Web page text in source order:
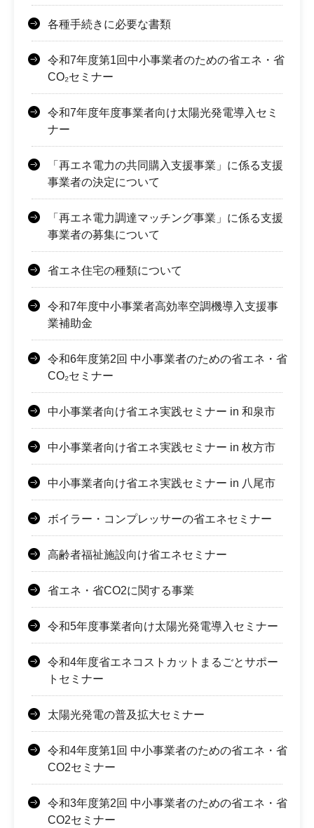
各種手続きに必要な書類
令和7年度第1回中小事業者のための省エネ・省
CO₂セミナー
令和7年度年度事業者向け太陽光発電導入セミ
ナー
「再エネ電力の共同購入支援事業」に係る支援
事業者の決定について
「再エネ電力調達マッチング事業」に係る支援
事業者の募集について
省エネ住宅の種類について
令和7年度中小事業者高効率空調機導入支援事
業補助金
令和6年度第2回 中小事業者のための省エネ・省
CO₂セミナー
中小事業者向け省エネ実践セミナー in 和泉市
中小事業者向け省エネ実践セミナー in 枚方市
中小事業者向け省エネ実践セミナー in 八尾市
ボイラー・コンプレッサーの省エネセミナー
高齢者福祉施設向け省エネセミナー
省エネ・省CO2に関する事業
令和5年度事業者向け太陽光発電導入セミナー
令和4年度省エネコストカットまるごとサポー
トセミナー
太陽光発電の普及拡大セミナー
令和4年度第1回 中小事業者のための省エネ・省
CO2セミナー
令和3年度第2回 中小事業者のための省エネ・省
CO2セミナー